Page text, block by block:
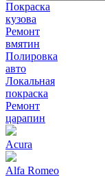
Покраска
кузова
Ремонт
вмятин
Полировка
авто
Локальная
покраска
Ремонт
царапин
Acura
Alfa Romeo